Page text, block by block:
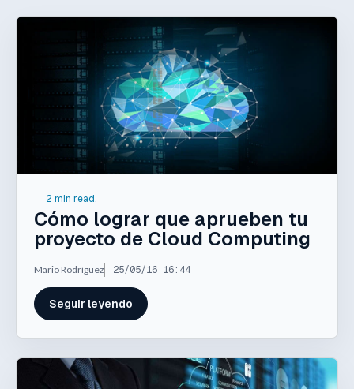
2 min read.
Cómo lograr que aprueben tu
proyecto de Cloud Computing
Mario Rodríguez 25/05/16 16:44
Seguir leyendo